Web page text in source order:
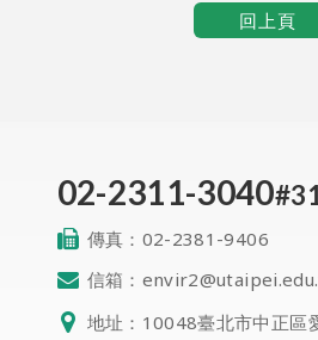
回上頁
02-2311-3040
傳真： 02-2381-9406
信箱：
地址： 10048臺北市中正區